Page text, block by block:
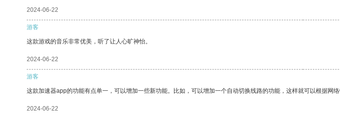
2024-06-22
游客
这款游戏的音乐非常优美，听了让人心旷神怡。
2024-06-22
游客
这款加速器app的功能有点单一，可以增加一些新功能。比如，可以增加一个自动切换线路的功能，这样就可以根据网
2024-06-22